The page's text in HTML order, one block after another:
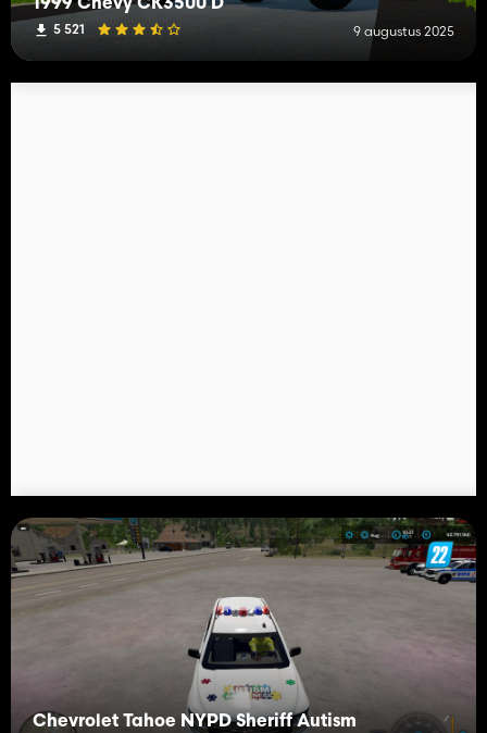
1999 Chevy CK3500 D
5 521 9 augustus 2025
Chevrolet Tahoe NYPD Sheriff Autism